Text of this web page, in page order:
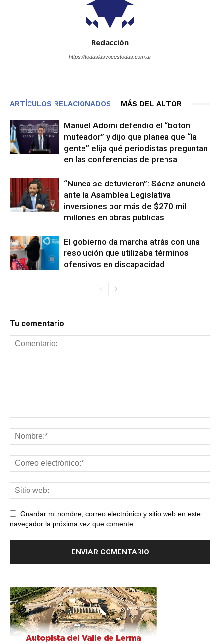
Redacción
https://todaslasvocestodas.com.ar
ARTÍCULOS RELACIONADOS MÁS DEL AUTOR
Manuel Adorni defendió el “botón
muteador” y dijo que planea que “la
gente” elija qué periodistas preguntan
en las conferencias de prensa
“Nunca se detuvieron”: Sáenz anunció
ante la Asamblea Legislativa
inversiones por más de $270 mil
millones en obras públicas
El gobierno da marcha atrás con una
resolución que utilizaba términos
ofensivos en discapacidad
Tu comentario
Guardar mi nombre, correo electrónico y sitio web en este
navegador la próxima vez que comente.